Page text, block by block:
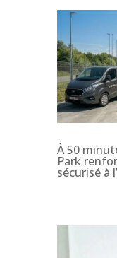
À 50
Park
sécurisé à